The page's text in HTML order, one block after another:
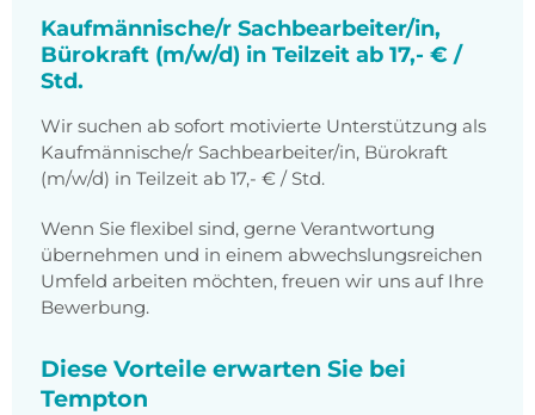
Kaufmännische/r Sachbearbeiter/in,
Bürokraft (m/w/d) in Teilzeit ab 17,- € /
Std.
Wir suchen ab sofort motivierte Unterstützung als
Kaufmännische/r Sachbearbeiter/in, Bürokraft
(m/w/d) in Teilzeit ab 17,- € / Std.
Wenn Sie flexibel sind, gerne Verantwortung
übernehmen und in einem abwechslungsreichen
Umfeld arbeiten möchten, freuen wir uns auf Ihre
Bewerbung.
Diese Vorteile erwarten Sie bei
Tempton